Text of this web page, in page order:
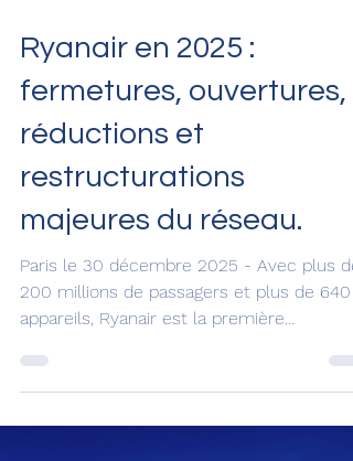
30 déc. 2025
Ryanair en 2025 :
fermetures, ouvertures,
réductions et
restructurations
majeures du réseau.
Paris le 30 décembre 2025 - Avec plus de
appareils, Ryanair est la première
compagnie aérienne d’Europe. Elle dépasse
largement d’autres grands groupes